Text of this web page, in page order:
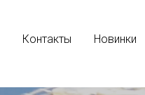
Контакты Новинки